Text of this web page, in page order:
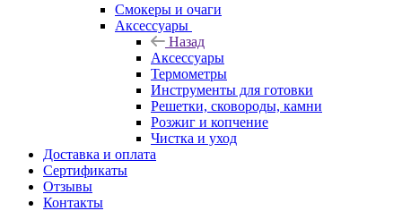
Смокеры и очаги
Аксессуары
Назад
Аксессуары
Термометры
Инструменты для готовки
Решетки, сковороды, камни
Розжиг и копчение
Чистка и уход
Доставка и оплата
Сертификаты
Отзывы
Контакты